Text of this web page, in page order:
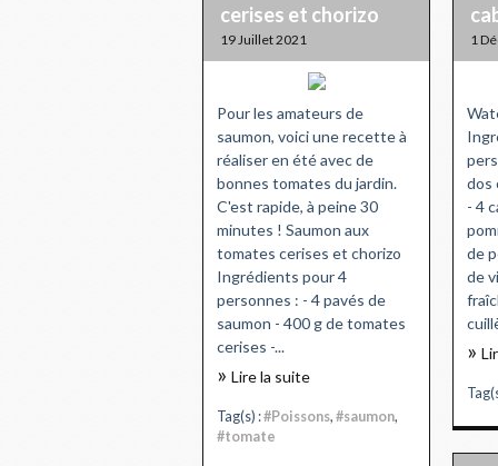
cerises et chorizo
19 Juillet 2021
Pour les amateurs de
saumon, voici une recette à
réaliser en été avec de
bonnes tomates du jardin.
C'est rapide, à peine 30
minutes ! Saumon aux
tomates cerises et chorizo
Ingrédients pour 4
personnes : - 4 pavés de
saumon - 400 g de tomates
cerises -...
Lire la suite
Tag(s) :#Poissons, #saumon,
#tomate
1
dos
- 4
de
de